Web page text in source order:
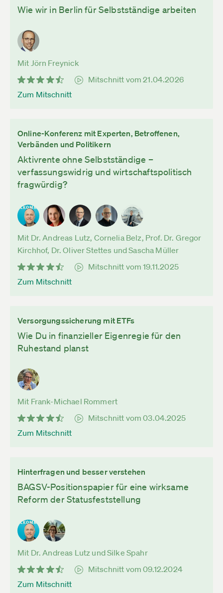
Wie wir in Berlin für Selbstständige arbeiten
Mit Jörn Freynick
Mitschnitt vom 21.04.2026
Zum Mitschnitt
Online-Konferenz mit Experten, Betroffenen,
Verbänden und Politikern
Aktivrente ohne Selbstständige –
verfassungswidrig und wirtschaftspolitisch
fragwürdig?
Mit Dr. Andreas Lutz, Cornelia Belz, Prof. Dr. Gregor
Kirchhof, Dr. Oliver Stettes und Sascha Müller
Mitschnitt vom 19.11.2025
Zum Mitschnitt
Versorgungssicherung mit ETFs
Wie Du in finanzieller Eigenregie für den
Ruhestand planst
Mit Frank-Michael Rommert
Mitschnitt vom 03.04.2025
Zum Mitschnitt
Hinterfragen und besser verstehen
BAGSV-Positionspapier für eine wirksame
Reform der Statusfeststellung
Mit Dr. Andreas Lutz und Silke Spahr
Mitschnitt vom 09.12.2024
Zum Mitschnitt